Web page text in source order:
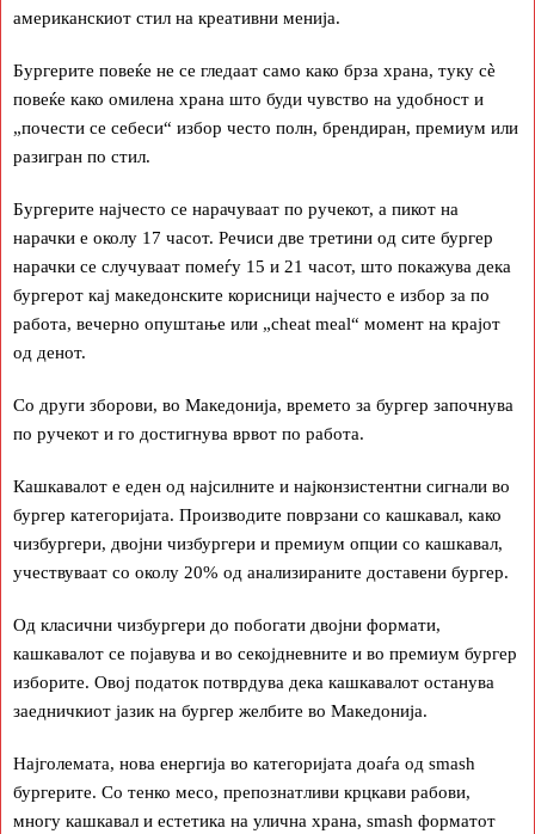
американскиот стил на креативни менија.
Бургерите повеќе не се гледаат само како брза храна, туку сè
повеќе како омилена храна што буди чувство на удобност и
„почести се себеси“ избор често полн, брендиран, премиум или
разигран по стил.
Бургерите најчесто се нарачуваат по ручекот, а пикот на
нарачки е околу 17 часот. Речиси две третини од сите бургер
нарачки се случуваат помеѓу 15 и 21 часот, што покажува дека
бургерот кај македонските корисници најчесто е избор за по
работа, вечерно опуштање или „cheat meal“ момент на крајот
од денот.
Со други зборови, во Македонија, времето за бургер започнува
по ручекот и го достигнува врвот по работа.
Кашкавалот е еден од најсилните и најконзистентни сигнали во
бургер категоријата. Производите поврзани со кашкавал, како
чизбургери, двојни чизбургери и премиум опции со кашкавал,
учествуваат со околу 20% од анализираните доставени бургер.
Од класични чизбургери до побогати двојни формати,
кашкавалот се појавува и во секојдневните и во премиум бургер
изборите. Овој податок потврдува дека кашкавалот останува
заедничкиот јазик на бургер желбите во Македонија.
Најголемата, нова енергија во категоријата доаѓа од smash
бургерите. Со тенко месо, препознатливи крцкави рабови,
многу кашкавал и естетика на улична храна, smash форматот